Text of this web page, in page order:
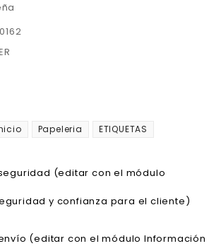
Papeleria ETIQUETAS
(editar con el módulo
y confianza para el cliente)
(editar con el módulo Información